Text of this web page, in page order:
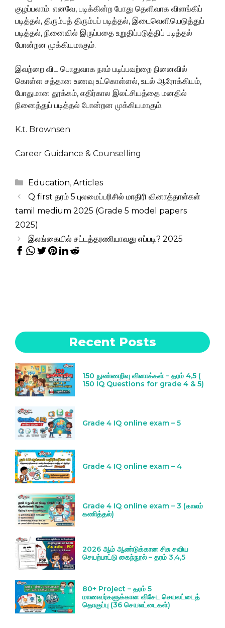
குழப்பலாம். எனவே, படிக்கின்ற போது தெளிவாக விளங்கிப்
படித்தல், திரும்பத் திரும்பப் படித்தல், இடைவெளியெடுத்துப்
படித்தல், நினைவில் இருப்பதை உறுதிப்படுத்திப் படித்தல்
போன்றன முக்கியமாகும்.
இவற்றை விட பொதுவாக நாம் படிப்பவற்றை நினைவில்
கொள்ள சத்தான உணவு உட்கொள்ளல், உடல் ஆரோக்கியம்,
போதுமான தூக்கம், எதிர்கால இலட்சியத்தை மனதில்
நினைத்துப் படித்தல் போன்றன முக்கியமாகும்.
K.t. Brownsen
Career Guidance & Counselling
Categories
Education, Articles
Q first தரம் 5 புலமைப்பரிசில் மாதிரி வினாத்தாள்கள்
tamil medium 2025 (Grade 5 model papers
2025)
இலங்கையில் சட்டத்தரணியாவது எப்படி? 2025
Recent Posts
150 நுண்ணறிவு வினாக்கள் – தரம் 4,5 (
150 IQ Questions for grade 4 & 5)
Grade 4 IQ online exam – 5
Grade 4 IQ online exam – 4
Grade 4 IQ online exam – 3 (காலம்
கணித்தல்)
2026 ஆம் ஆண்டுக்கான சிசு சவிய
செயற்பாட்டு கைந்நூல் – தரம் 3,4,5
80+ Project – தரம் 5
மாணவர்களுக்கான விசேட செயலட்டைத்
தொகுப்பு (36 செயலட்டைகள்)